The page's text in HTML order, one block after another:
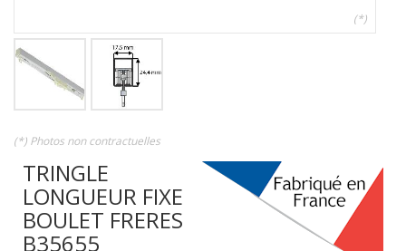
(*)
(*) Photos non contractuelles
TRINGLE
LONGUEUR FIXE
BOULET FRERES
B35655